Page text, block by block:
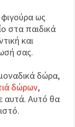
φιγούρα ως
στα παιδικά
και
σας.
δώρα,
δώρων,
αυτά. Αυτό θα